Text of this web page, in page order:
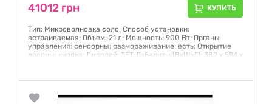
41012 грн КУПИТЬ
Тип: Микроволновка соло; Способ установки:
встраиваемая; Объем: 21 л; Мощность: 900 Вт; Органы
управления: сенсорны; размораживание: есть; Открытие
дверцы: кнопка; Дисплей: TFT; Габариты (ВхШхГ): 382 x 594 x
Гарантия:12 месяцев